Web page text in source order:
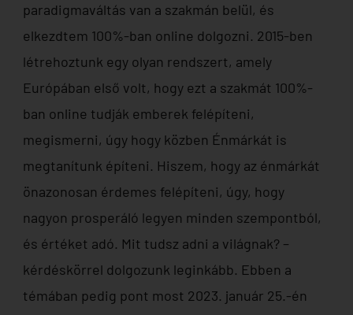
paradigmaváltás van a szakmán belül, és
elkezdtem 100%-ban online dolgozni. 2015-ben
létrehoztunk egy olyan rendszert, amely
Európában első volt, hogy ezt a szakmát 100%-
ban online tudják emberek felépíteni,
megismerni, úgy hogy közben Énmárkát is
megtanítunk építeni. Hiszem, hogy az énmárkát
önazonosan érdemes felépíteni, úgy, hogy
nagyon prosperáló legyen minden szempontból,
és értéket adó. Mit tudsz adni a világnak? –
kérdéskörrel dolgozunk leginkább. Ebben a
témában pedig pont most 2023. január 25.-én